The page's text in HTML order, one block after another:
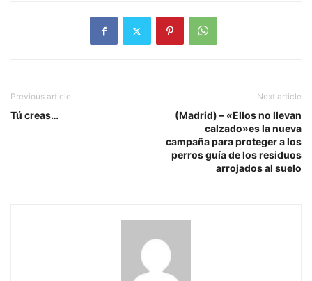
Previous article
Tú creas…
Next article
(Madrid) – «Ellos no llevan
calzado»es la nueva
campaña para proteger a los
perros guía de los residuos
arrojados al suelo